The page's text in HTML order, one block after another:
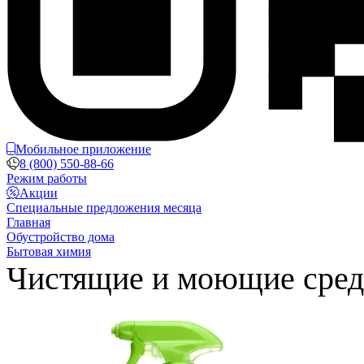
Мобильное приложение
8 (800) 550-88-66
Режим работы
Акции
Специальные предложения месяца
Главная
Обустройство дома
Бытовая химия
Чистящие и моющие